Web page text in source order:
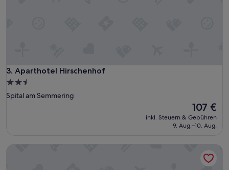
3. Aparthotel Hirschenhof
Aparthotel Hirschenhof
2.5-
Sterne-
Spital am Semmering
Der
Preis
beträgt
107 €
inkl. Steuern & Gebühren
9. Aug.–10. Aug.